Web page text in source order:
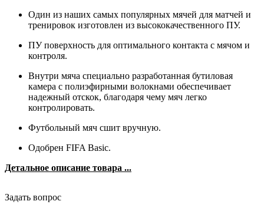
Один из наших самых популярных мячей для матчей и
тренировок изготовлен из высококачественного ПУ.
ПУ поверхность для оптимального контакта с мячом и
контроля.
Внутри мяча специально разработанная бутиловая
камера с полиэфирными волокнами обеспечивает
надежный отскок, благодаря чему мяч легко
контролировать.
Футбольный мяч сшит вручную.
Одобрен FIFA Basic.
Детальное описание товара ...
Задать вопрос